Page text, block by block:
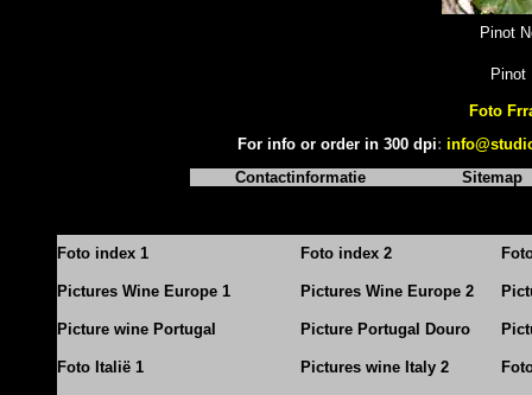
Pinot
Pinot
Foto
For info or order in 300 dpi:
Contactinformatie
Sitemap
Foto index 1 Foto index 2
Pictures Wine Europe 1 Pictures Wine Europe 2
Picture wine Portugal Picture Portugal Douro
Foto Italië 1 Pictures wine Italy 2